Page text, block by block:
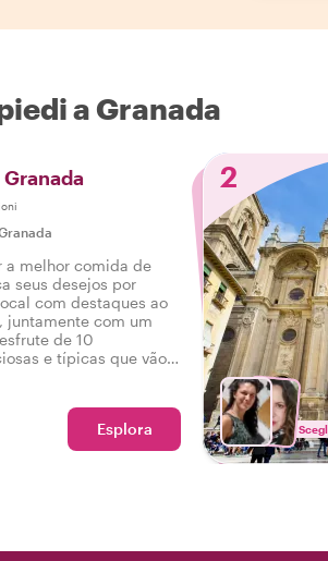
a Granada
a melhor comida de
seus desejos por
com destaques ao
juntamente com um
de 10
e típicas que vão
Esplora
2